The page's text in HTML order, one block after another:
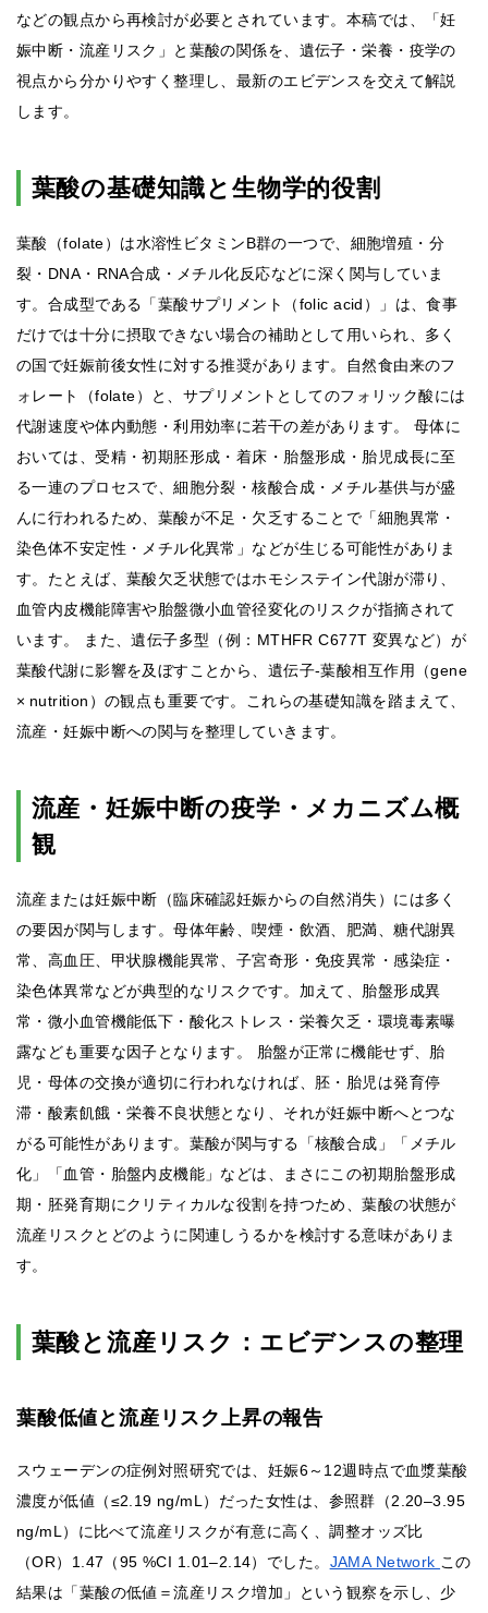
などの観点から再検討が必要とされています。本稿では、「妊
娠中断・流産リスク」と葉酸の関係を、遺伝子・栄養・疫学の
視点から分かりやすく整理し、最新のエビデンスを交えて解説
します。
葉酸の基礎知識と生物学的役割
葉酸（folate）は水溶性ビタミンB群の一つで、細胞増殖・分
裂・DNA・RNA合成・メチル化反応などに深く関与していま
す。合成型である「葉酸サプリメント（folic acid）」は、食事
だけでは十分に摂取できない場合の補助として用いられ、多く
の国で妊娠前後女性に対する推奨があります。自然食由来のフ
ォレート（folate）と、サプリメントとしてのフォリック酸には
代謝速度や体内動態・利用効率に若干の差があります。 母体に
おいては、受精・初期胚形成・着床・胎盤形成・胎児成長に至
る一連のプロセスで、細胞分裂・核酸合成・メチル基供与が盛
んに行われるため、葉酸が不足・欠乏することで「細胞異常・
染色体不安定性・メチル化異常」などが生じる可能性がありま
す。たとえば、葉酸欠乏状態ではホモシステイン代謝が滞り、
血管内皮機能障害や胎盤微小血管径変化のリスクが指摘されて
います。 また、遺伝子多型（例：MTHFR C677T 変異など）が
葉酸代謝に影響を及ぼすことから、遺伝子‐葉酸相互作用（gene
× nutrition）の観点も重要です。これらの基礎知識を踏まえて、
流産・妊娠中断への関与を整理していきます。
流産・妊娠中断の疫学・メカニズム概
観
流産または妊娠中断（臨床確認妊娠からの自然消失）には多く
の要因が関与します。母体年齢、喫煙・飲酒、肥満、糖代謝異
常、高血圧、甲状腺機能異常、子宮奇形・免疫異常・感染症・
染色体異常などが典型的なリスクです。加えて、胎盤形成異
常・微小血管機能低下・酸化ストレス・栄養欠乏・環境毒素曝
露なども重要な因子となります。 胎盤が正常に機能せず、胎
児・母体の交換が適切に行われなければ、胚・胎児は発育停
滞・酸素飢餓・栄養不良状態となり、それが妊娠中断へとつな
がる可能性があります。葉酸が関与する「核酸合成」「メチル
化」「血管・胎盤内皮機能」などは、まさにこの初期胎盤形成
期・胚発育期にクリティカルな役割を持つため、葉酸の状態が
流産リスクとどのように関連しうるかを検討する意味がありま
す。
葉酸と流産リスク：エビデンスの整理
葉酸低値と流産リスク上昇の報告
スウェーデンの症例対照研究では、妊娠6～12週時点で血漿葉酸
濃度が低値（≤2.19 ng/mL）だった女性は、参照群（2.20–3.95
ng/mL）に比べて流産リスクが有意に高く、調整オッズ比
（OR）1.47（95 %CI 1.01–2.14）でした。 JAMA Network この
結果は「葉酸の低値＝流産リスク増加」という観察を示し、少